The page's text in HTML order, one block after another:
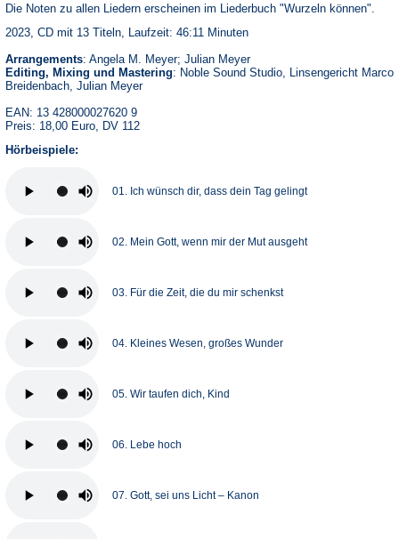
Die Noten zu allen Liedern erscheinen im Liederbuch "Wurzeln können".
2023, CD mit 13 Titeln, Laufzeit: 46:11 Minuten
Arrangements: Angela M. Meyer; Julian Meyer
Editing, Mixing und Mastering: Noble Sound Studio, Linsengericht Marco
Breidenbach, Julian Meyer
EAN: 13 428000027620 9
Preis: 18,00 Euro, DV 112
Hörbeispiele:
01. Ich wünsch dir, dass dein Tag gelingt
02. Mein Gott, wenn mir der Mut ausgeht
03. Für die Zeit, die du mir schenkst
04. Kleines Wesen, großes Wunder
05. Wir taufen dich, Kind
06. Lebe hoch
07. Gott, sei uns Licht – Kanon